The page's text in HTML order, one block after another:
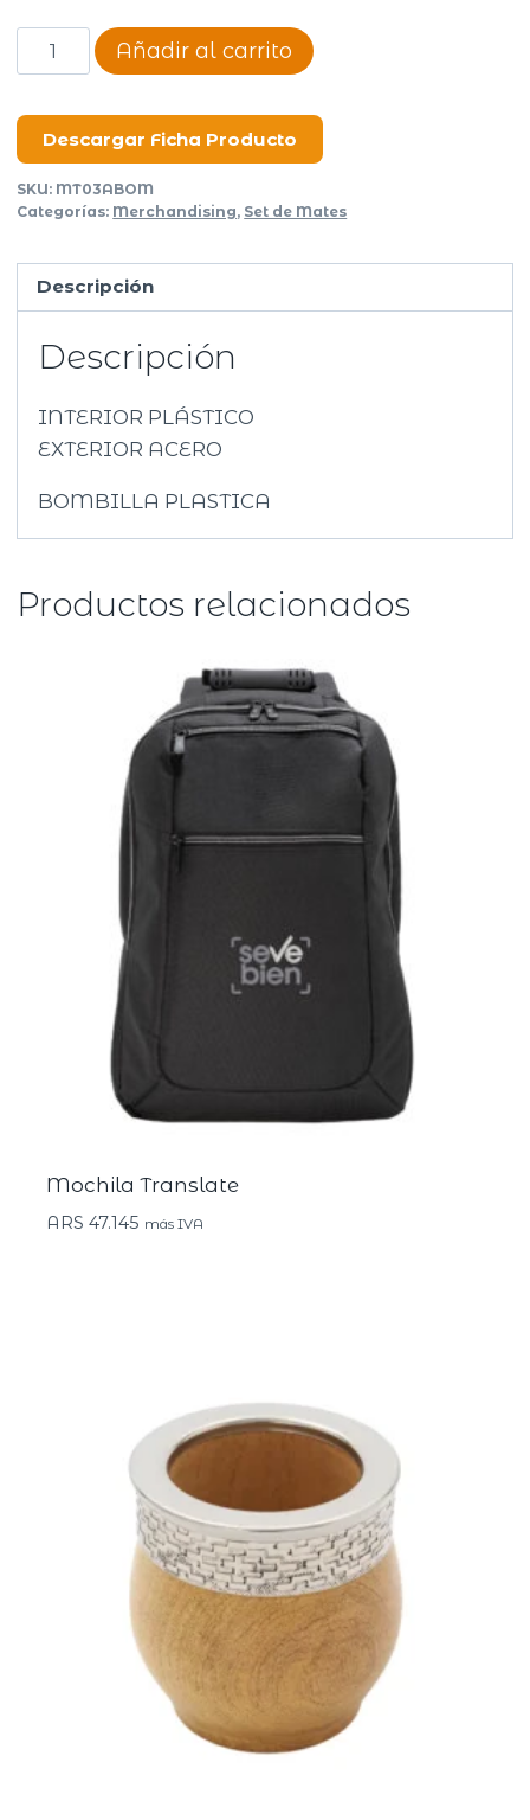
Mate
Dual
c/bombilla
cantidad
Añadir al carrito
Descargar Ficha Producto
SKU: MT03ABOM
Categorías: Merchandising, Set de Mates
Descripción
Descripción
INTERIOR PLÁSTICO
EXTERIOR ACERO
BOMBILLA PLASTICA
Productos relacionados
Mochila Translate
ARS 47.145 más IVA